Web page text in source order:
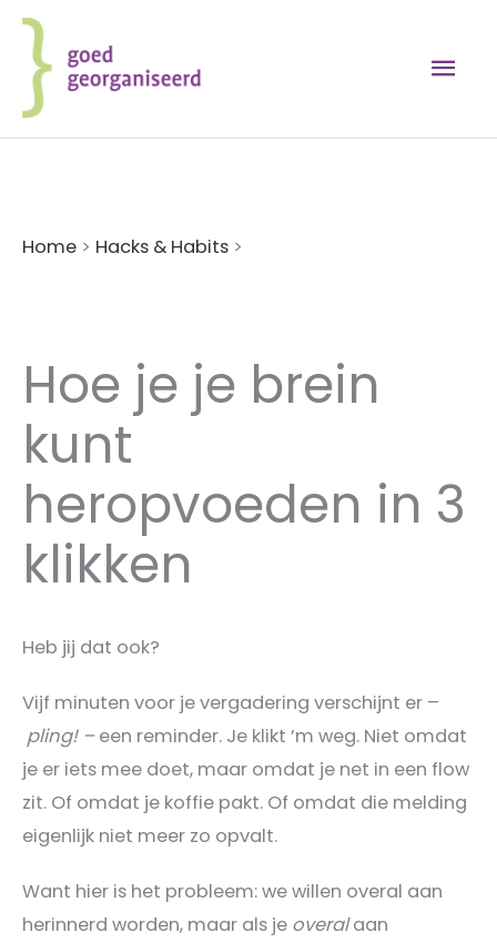
Ga
naar
inhoud
Home > Hacks & Habits >
Hoe je je brein
kunt
heropvoeden in 3
klikken
Heb jij dat ook?
Vijf minuten voor je vergadering verschijnt er –
pling! –een reminder. Je klikt ’m weg. Niet omdat
je er iets mee doet, maar omdat je net in een flow
zit. Of omdat je koffie pakt. Of omdat die melding
eigenlijk niet meer zo opvalt.
Want hier is het probleem: we willen overal aan
herinnerd worden, maar als je overalaan